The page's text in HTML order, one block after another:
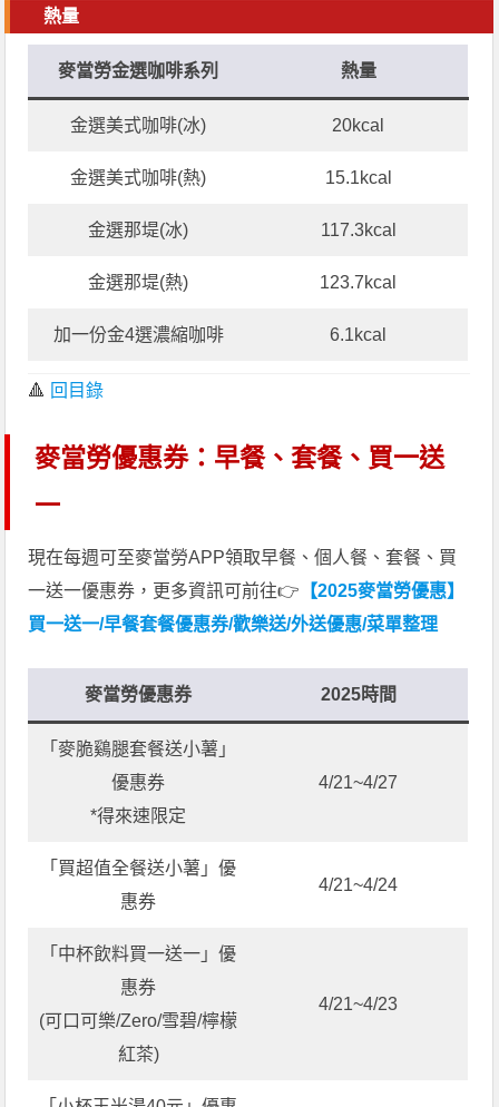
熱量
麥當勞金選咖啡系列 熱量
金選美式咖啡(冰) 20kcal
金選美式咖啡(熱) 15.1kcal
金選那堤(冰) 117.3kcal
金選那堤(熱) 123.7kcal
加一份金4選濃縮咖啡 6.1kcal
🔺 回目錄
麥當勞優惠券：早餐、套餐、買一送
一
現在每週可至麥當勞APP領取早餐、個人餐、套餐、買
一送一優惠券，更多資訊可前往👉 【2025麥當勞優惠】
買一送一/早餐套餐優惠券/歡樂送/外送優惠/菜單整理
麥當勞優惠券 2025時間
「麥脆鷄腿套餐送小薯」
優惠券
*得來速限定
4/21~4/27
「買超值全餐送小薯」優
惠券
4/21~4/24
「中杯飲料買一送一」優
惠券
(可口可樂/Zero/雪碧/檸檬
紅茶)
4/21~4/23